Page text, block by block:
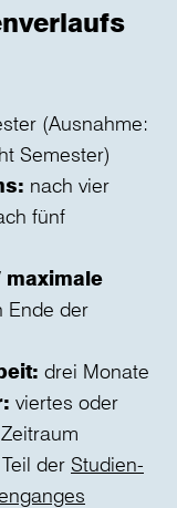
(Ausnahme:
Semester)
nach vier
fünf
Ende der
drei Monate
viertes oder
der Studien-